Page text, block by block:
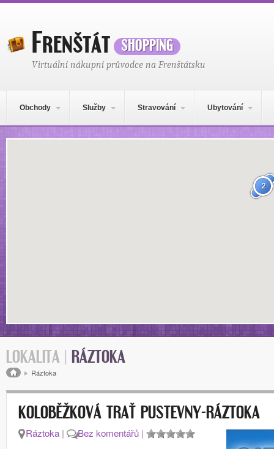
Frenštátshopping
Virtuální nákupní průvodce na Frenštátsku
Obchody Služby Stravování Ubytování
Mapa obsahu
2
LOKALITA | RÁZTOKA
Drobečková navigace
Ráztoka
KOLOBĚŽKOVÁ TRAŤ PUSTEVNY-RÁZTOKA
Ráztoka | Bez komentářů |